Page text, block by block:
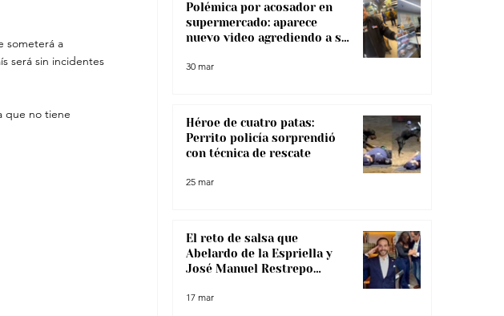
someterá a
será sin incidentes
que no tiene
Polémica por acosador en
supermercado: aparece
nuevo video agrediendo a su
30 mar
Héroe de cuatro patas:
Perrito policía sorprendió
con técnica de rescate
25 mar
El reto de salsa que
Abelardo de la Espriella y
José Manuel Restrepo
17 mar